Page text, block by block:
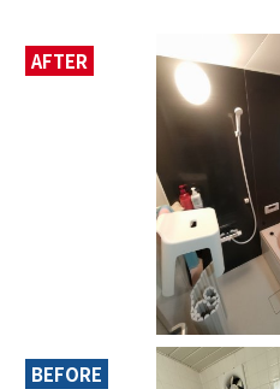
AFTER
BEFORE